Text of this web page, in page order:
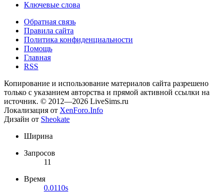
Ключевые слова
Обратная связь
Правила сайта
Политика конфиденциальности
Помощь
Главная
RSS
Копирование и использование материалов сайта разрешено
только с указанием авторства и прямой активной ссылки на
источник. © 2012—2026 LiveSims.ru
Локализация от XenForo.Info
Дизайн от Sheokate
Ширина
Запросов
11
Время
0.0110s